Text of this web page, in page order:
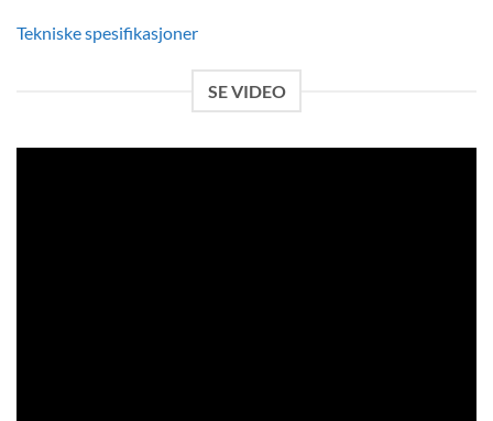
Tekniske spesifikasjoner
SE VIDEO